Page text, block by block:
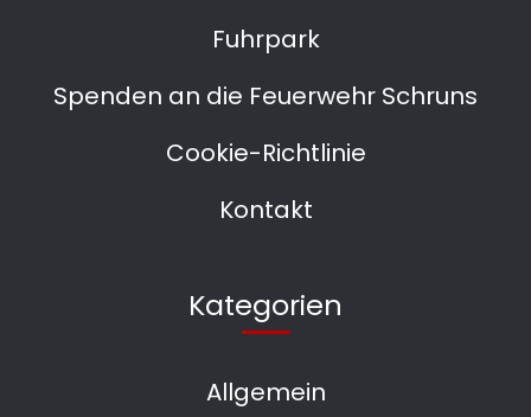
Fuhrpark
Spenden an die Feuerwehr Schruns
Cookie-Richtlinie
Kontakt
Kategorien
Allgemein